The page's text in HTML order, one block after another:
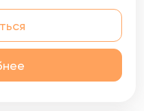
себя
которые в
каждый раз к